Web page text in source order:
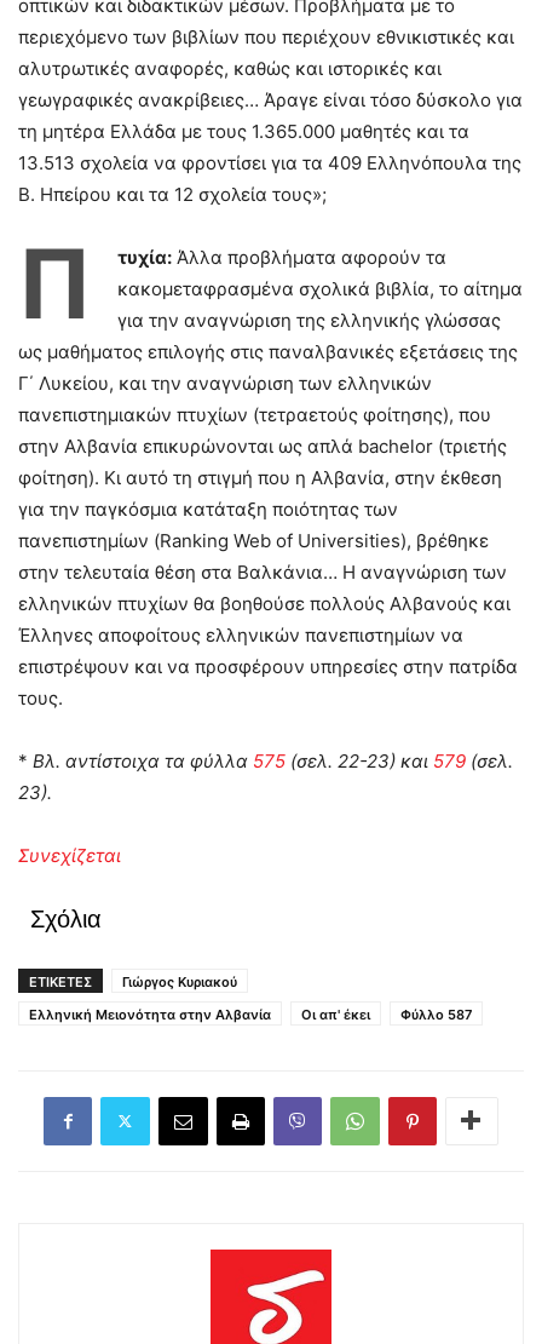
οπτικών και διδακτικών μέσων. Προβλήματα με το
περιεχόμενο των βιβλίων που περιέχουν εθνικιστικές και
αλυτρωτικές αναφορές, καθώς και ιστορικές και
γεωγραφικές ανακρίβειες… Άραγε είναι τόσο δύσκολο για
τη μητέρα Ελλάδα με τους 1.365.000 μαθητές και τα
13.513 σχολεία να φροντίσει για τα 409 Ελληνόπουλα της
Β. Ηπείρου και τα 12 σχολεία τους»;
Π τυχία: Άλλα προβλήματα αφορούν τα
κακομεταφρασμένα σχολικά βιβλία, το αίτημα
για την αναγνώριση της ελληνικής γλώσσας
ως μαθήματος επιλογής στις παναλβανικές εξετάσεις της
Γ΄ Λυκείου, και την αναγνώριση των ελληνικών
πανεπιστημιακών πτυχίων (τετραετούς φοίτησης), που
στην Αλβανία επικυρώνονται ως απλά bachelor (τριετής
φοίτηση). Κι αυτό τη στιγμή που η Αλβανία, στην έκθεση
για την παγκόσμια κατάταξη ποιότητας των
πανεπιστημίων (Ranking Web of Universities), βρέθηκε
στην τελευταία θέση στα Βαλκάνια… Η αναγνώριση των
ελληνικών πτυχίων θα βοηθούσε πολλούς Αλβανούς και
Έλληνες αποφοίτους ελληνικών πανεπιστημίων να
επιστρέψουν και να προσφέρουν υπηρεσίες στην πατρίδα
τους.
* Βλ. αντίστοιχα τα φύλλα 575 (σελ. 22-23) και 579 (σελ.
23).
Συνεχίζεται
Σχόλια
ΕΤΙΚΕΤΕΣ
Γιώργος Κυριακού
Ελληνική Μειονότητα στην Αλβανία
Οι απ' έκει Φύλλο 587